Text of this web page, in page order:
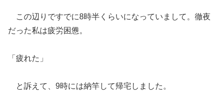
この辺りですでに8時半くらいになっていまして。徹夜
だった私は疲労困憊。
「疲れた」
と訴えて、9時には納竿して帰宅しました。